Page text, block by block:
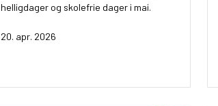
helligdager og skolefrie dager i mai.
20. apr. 2026